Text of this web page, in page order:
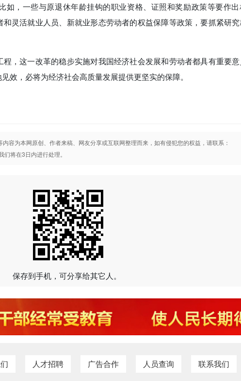
如，一些与原退休年龄挂钩的职业资格、证照和奖励政策等要作
灵活就业人员、新就业形态劳动者的权益保障等政策，要抓紧研
这一改革的稳步实施对我国经济社会发展和劳动者都具有重要意
效，必将为经济社会高质量发展提供更坚实的保障。
容为本网原创、作者来稿、网友分享或互联网整理而来，如有侵犯您的权益，请联系：
将在3日内进行处理。
保存到手机，可分享给其它人。
人才招聘 广告合作 人员查询 联系我们